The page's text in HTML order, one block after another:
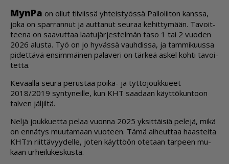
Myn­Pa on ol­lut tii­viis­sä yh­teis­työs­sä Pal­lo­lii­ton kans­sa,
joka on spar­ran­nut ja aut­ta­nut seu­raa ke­hit­ty­mään. Ta­voit­
tee­na on saa­vut­taa laa­tu­jär­jes­tel­män taso 1 tai 2 vuo­den
2026 alus­ta. Työ on jo hy­väs­sä vauh­dis­sa, ja tam­mi­kuus­sa
pi­det­tä­vä en­sim­mäi­nen pa­la­ve­ri on tär­keä as­kel koh­ti ta­voi­
tet­ta.
Ke­vääl­lä seu­ra pe­rus­taa poi­ka- ja tyt­tö­jouk­ku­eet
2018/2019 syn­ty­neil­le, kun KHT saa­daan käyt­tö­kun­toon
tal­ven jäl­jil­tä.
Nel­jä jouk­ku­et­ta pe­laa vuon­na 2025 yk­sit­täi­siä pe­le­jä, mikä
on en­nä­tys muu­ta­maan vuo­teen. Tämä ai­heut­taa haas­tei­ta
KHT:n riit­tä­vyy­del­le, jo­ten käyt­töön ote­taan tar­peen mu­
kaan ur­hei­lu­kes­kus­ta.